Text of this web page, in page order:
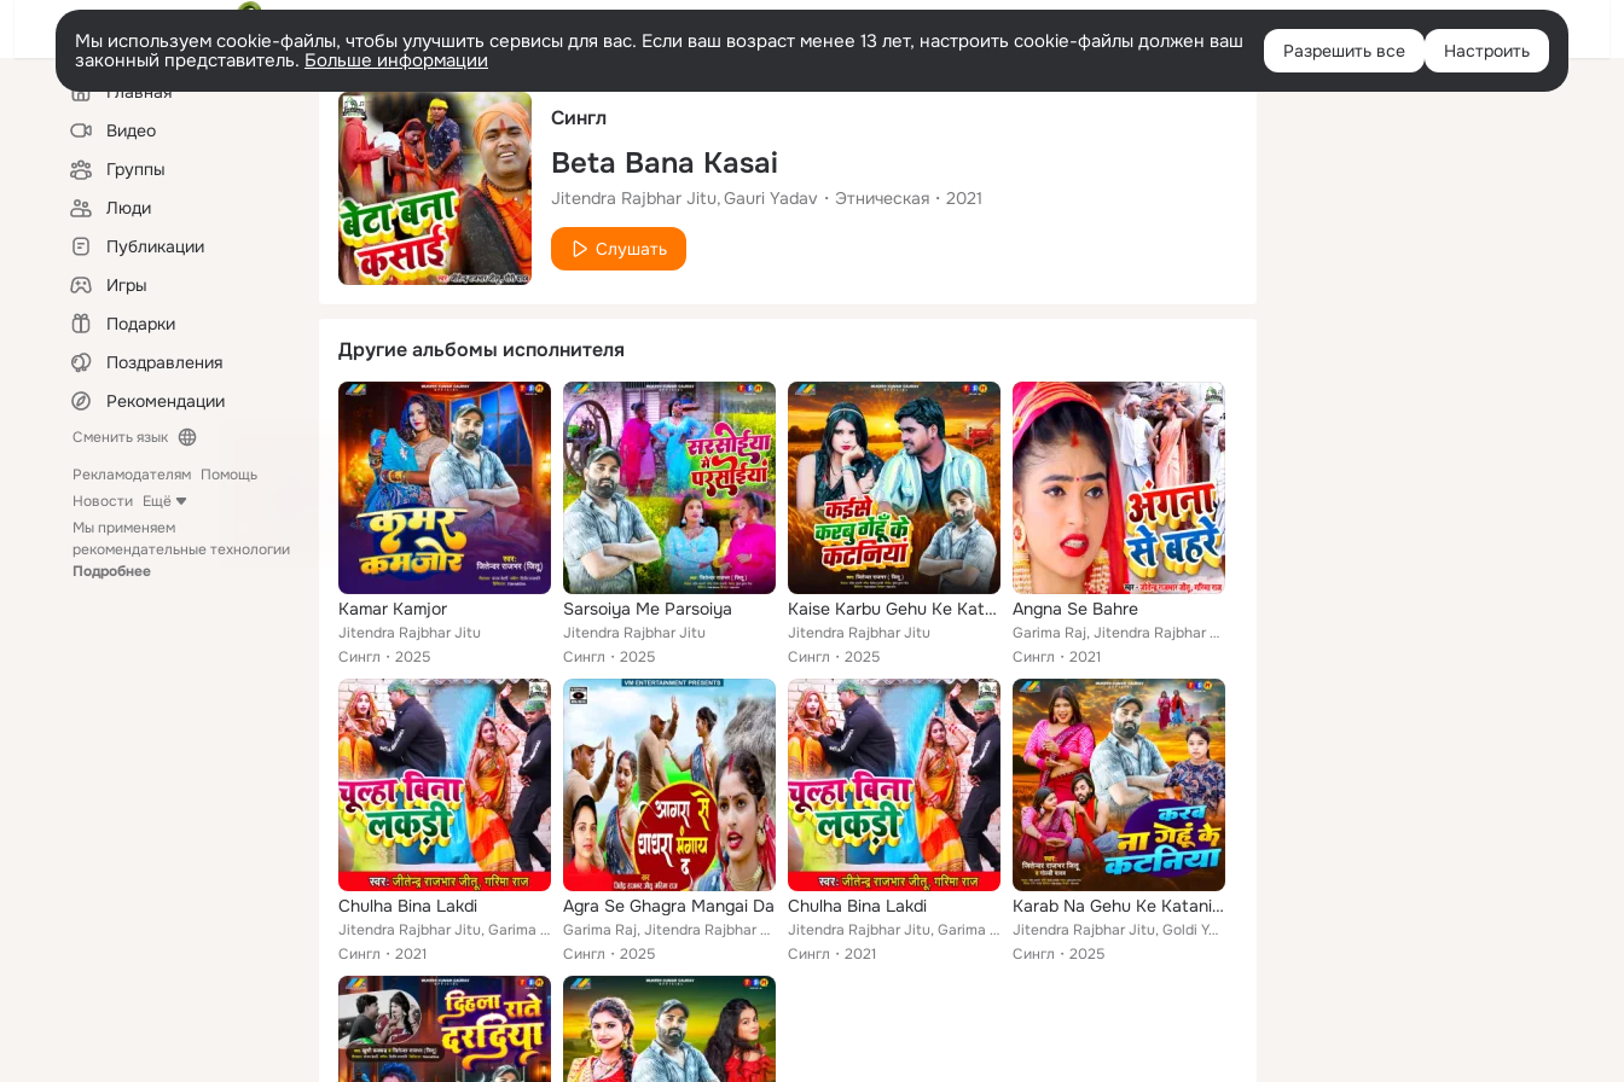
Русский Войти
Мы используем cookie-файлы, чтобы улучшить сервисы для вас. Если ваш возраст менее 13 лет, настроить cookie-файлы должен ваш
законный представитель. Больше информации Разрешить все Настроить
Левая
колонкаГлавная
Видео
Группы
Люди
Публикации
Игры
Подарки
Поздравления
Рекомендации
Сменить язык
Рекламодателям Помощь
Новости Ещё
Мы применяем
рекомендательные технологии
Подробнее
Сингл
Beta Bana Kasai
Jitendra Rajbhar Jitu Gauri Yadav Этническая 2021
Слушать
Другие альбомы исполнителя
Kamar Kamjor
Jitendra Rajbhar Jitu
Сингл
2025
Sarsoiya Me Parsoiya
Jitendra Rajbhar Jitu
Сингл
2025
Kaise Karbu Gehu Ke Kataniya
Jitendra Rajbhar Jitu
Сингл
2025
Angna Se Bahre
Garima Raj, Jitendra Rajbhar Jitu
Сингл
2021
Chulha Bina Lakdi
Jitendra Rajbhar Jitu, Garima Raj
Сингл
2021
Agra Se Ghagra Mangai Da
Garima Raj, Jitendra Rajbhar Jitu
Сингл
2025
Chulha Bina Lakdi
Jitendra Rajbhar Jitu, Garima Raj
Сингл
2021
Karab Na Gehu Ke Kataniya
Jitendra Rajbhar Jitu, Goldi Yadav
Сингл
2025